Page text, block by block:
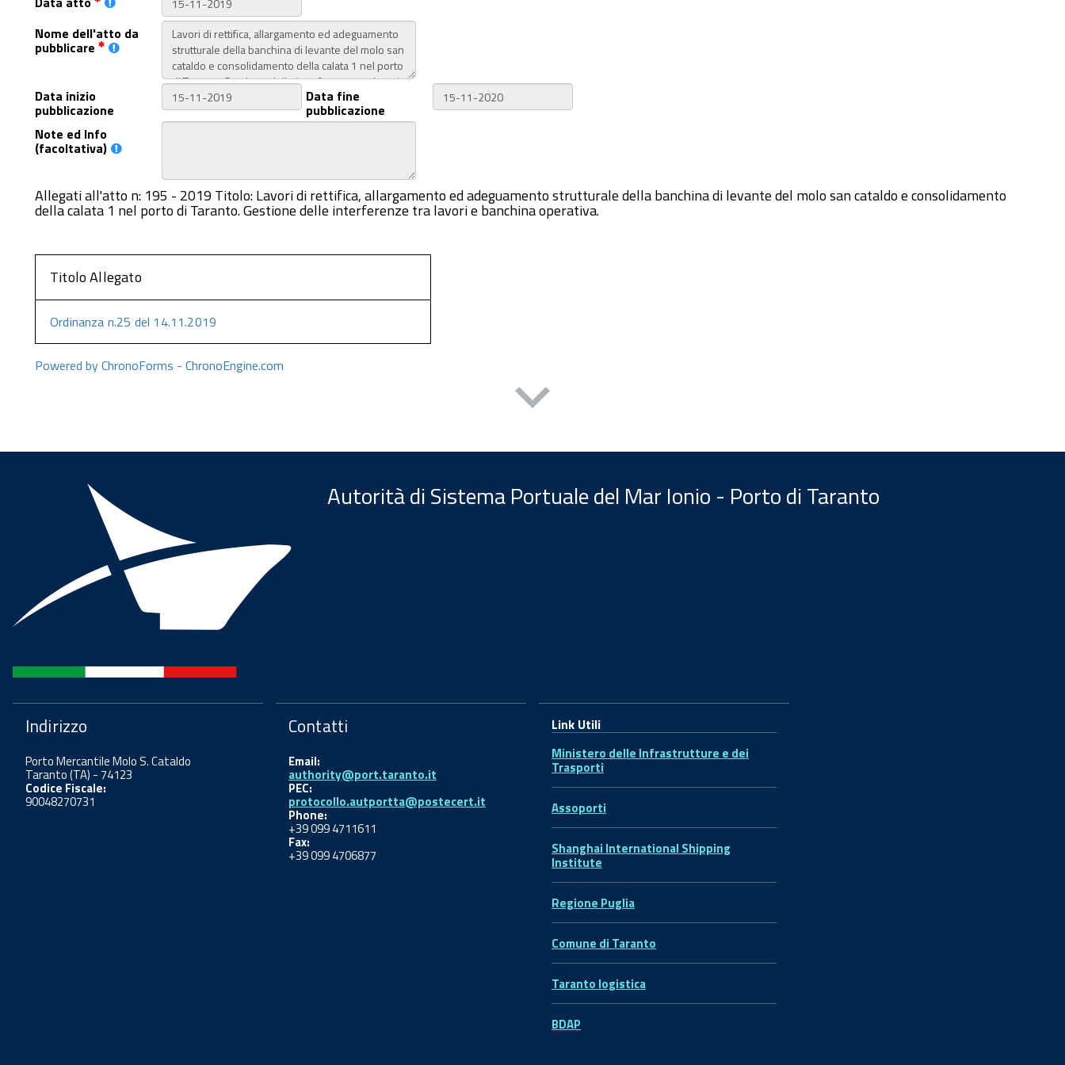
Nome dell'atto da
pubblicare
Data inizio
pubblicazione
Data fine
pubblicazione
Note ed Info
(facoltativa)
Allegati all'atto n: 195 - 2019 Titolo: Lavori di rettifica, allargamento ed adeguamento strutturale della banchina di levante del molo san cataldo e consolidamento
della calata 1 nel porto di Taranto. Gestione delle interferenze tra lavori e banchina operativa.
Titolo Allegato
Ordinanza n.25 del 14.11.2019
Powered by ChronoForms - ChronoEngine.com
Autorità di Sistema Portuale del Mar Ionio - Porto di Taranto
Indirizzo
Porto Mercantile Molo S. Cataldo
Taranto (TA) - 74123
Codice Fiscale:
90048270731
Contatti
Email:
authority@port.taranto.it
PEC:
protocollo.autportta@postecert.it
Phone:
+39 099 4711611
Fax:
+39 099 4706877
Link Utili
Ministero delle Infrastrutture e dei
Trasporti
Assoporti
Shanghai International Shipping
Institute
Regione Puglia
Comune di Taranto
Taranto logistica
BDAP